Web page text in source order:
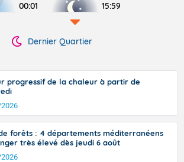
00:01 15:59
Dernier Quartier
progressif de la chaleur à partir de
forêts : 4 départements méditerranéens
très élevé dès jeudi 6 août